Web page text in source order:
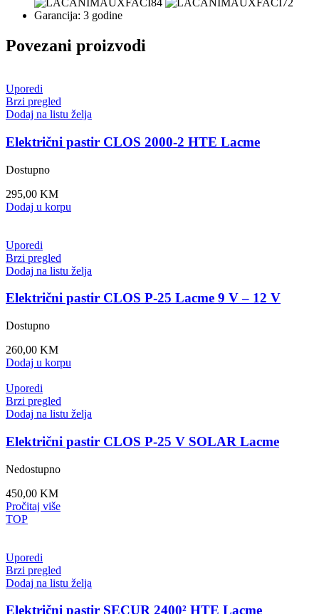
Garancija: 3 godine
Povezani proizvodi
Uporedi
Brzi pregled
Dodaj na listu želja
Električni pastir CLOS 2000-2 HTE Lacme
Dostupno
295,00 KM
Dodaj u korpu
Uporedi
Brzi pregled
Dodaj na listu želja
Električni pastir CLOS P-25 Lacme 9 V – 12 V
Dostupno
260,00 KM
Dodaj u korpu
Uporedi
Brzi pregled
Dodaj na listu želja
Električni pastir CLOS P-25 V SOLAR Lacme
Nedostupno
450,00 KM
Pročitaj više
TOP
Uporedi
Brzi pregled
Dodaj na listu želja
Električni pastir SECUR 2400² HTE Lacme